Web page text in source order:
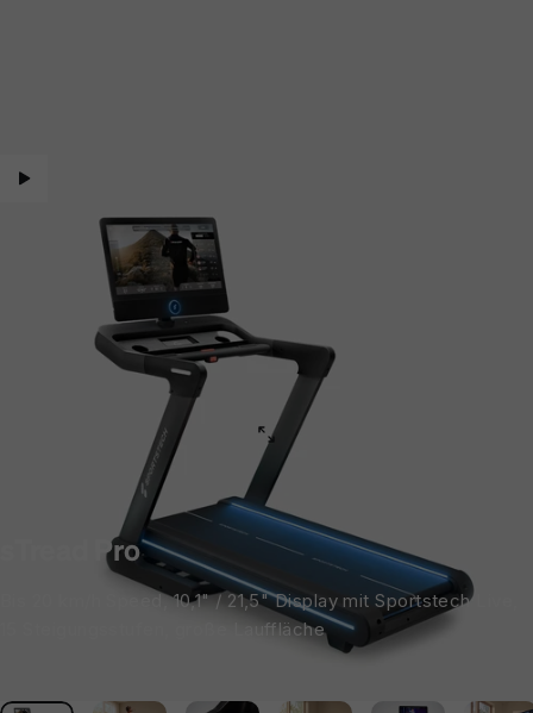
sTread Pro
Bis 20 km/h Speed, 10,1" / 21,5" Display mit Sportstech Live,
15 Steigungsstufen, große Lauffläche